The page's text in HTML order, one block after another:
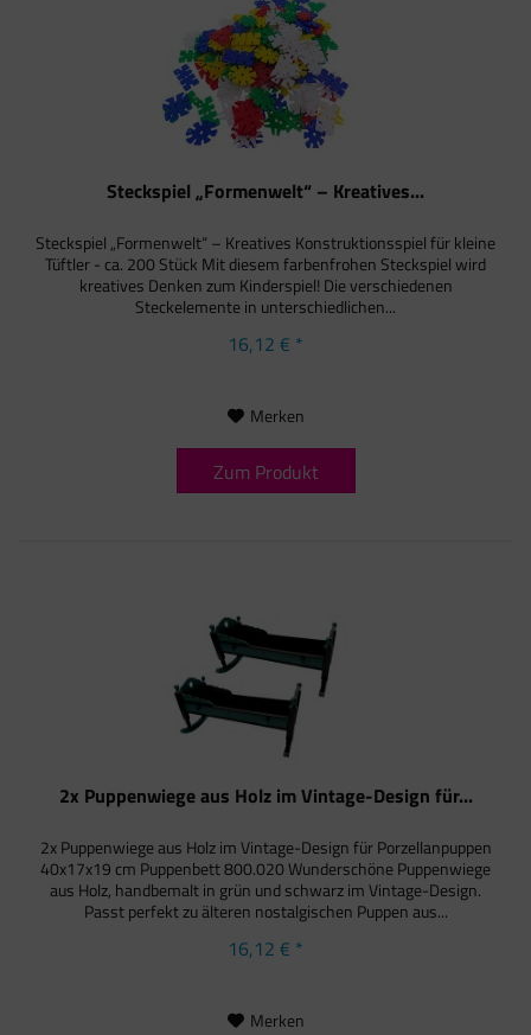
Steckspiel „Formenwelt“ – Kreatives...
Steckspiel „Formenwelt“ – Kreatives Konstruktionsspiel für kleine
Tüftler - ca. 200 Stück Mit diesem farbenfrohen Steckspiel wird
kreatives Denken zum Kinderspiel! Die verschiedenen
Steckelemente in unterschiedlichen...
16,12 € *
Merken
Zum Produkt
2x Puppenwiege aus Holz im Vintage-Design für...
2x Puppenwiege aus Holz im Vintage-Design für Porzellanpuppen
40x17x19 cm Puppenbett 800.020 Wunderschöne Puppenwiege
aus Holz, handbemalt in grün und schwarz im Vintage-Design.
Passt perfekt zu älteren nostalgischen Puppen aus...
16,12 € *
Merken